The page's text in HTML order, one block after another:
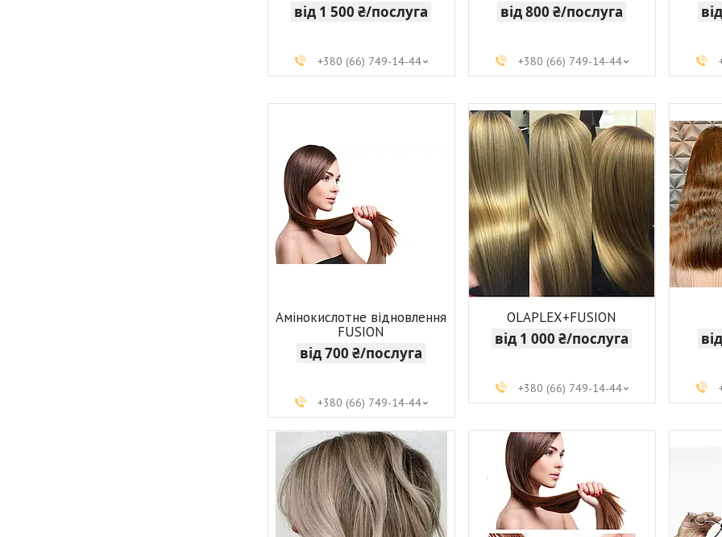
від 1 500 ₴/послуга
+380 (66) 749-14-44
від 800 ₴/послуга
+380 (66) 749-14-44
Амінокислотне відновлення
FUSION
від 700 ₴/послуга
+380 (66) 749-14-44
OLAPLEX+FUSION
від 1 000 ₴/послуга
+380 (66) 749-14-44